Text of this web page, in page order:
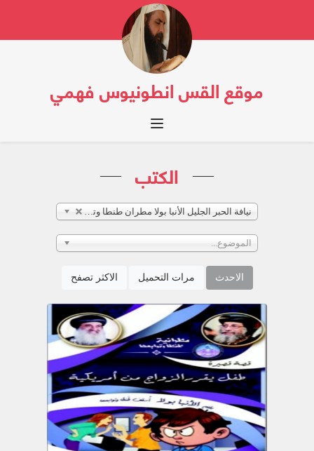
موقع القس انطونيوس فهمي
Toggle navigation
الكتب
نيافة الحبر الجليل الأنبا بولا مطران طنطا وتوابعها
الموضوع...
الاحدث مرات التحميل الاكثر تصفح